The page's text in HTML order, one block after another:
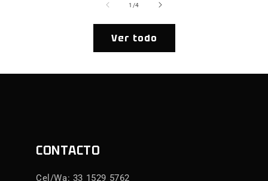
1 /de
4
Ver todo
CONTACTO
Cel/Wa: 33 1529 5762